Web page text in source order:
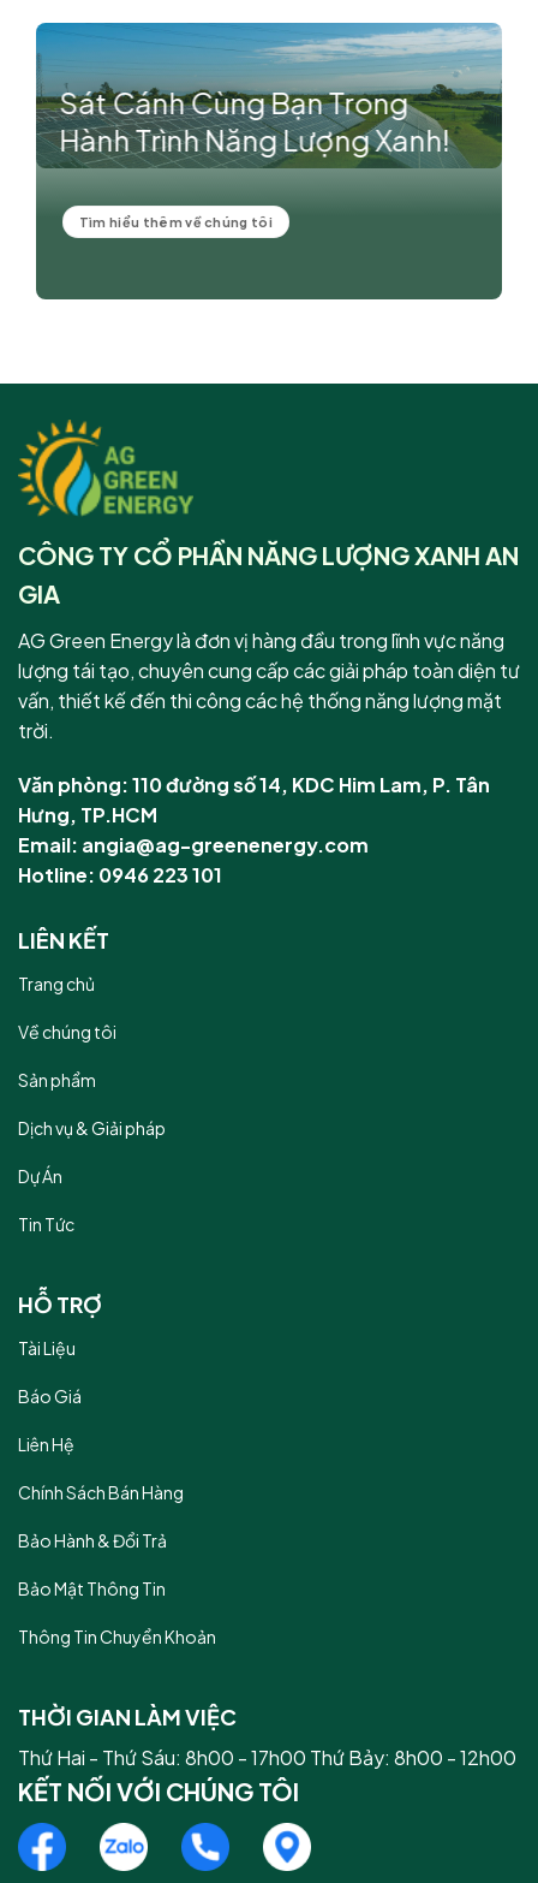
Sát Cánh Cùng Bạn Trong
Hành Trình Năng Lượng Xanh!
Tìm hiểu thêm về chúng tôi
CÔNG TY CỔ PHẦN NĂNG LƯỢNG XANH AN
GIA
AG Green Energy là đơn vị hàng đầu trong lĩnh vực năng
lượng tái tạo, chuyên cung cấp các giải pháp toàn diện tư
vấn, thiết kế đến thi công các hệ thống năng lượng mặt
trời.
Văn phòng: 110 đường số 14, KDC Him Lam, P. Tân
Hưng, TP.HCM
Email: angia@ag-greenenergy.com
Hotline: 0946 223 101
LIÊN KẾT
Trang chủ
Về chúng tôi
Sản phẩm
Dịch vụ & Giải pháp
Dự Án
Tin Tức
HỖ TRỢ
Tài Liệu
Báo Giá
Liên Hệ
Chính Sách Bán Hàng
Bảo Hành & Đổi Trả
Bảo Mật Thông Tin
Thông Tin Chuyển Khoản
THỜI GIAN LÀM VIỆC
Thứ Hai - Thứ Sáu: 8h00 - 17h00 Thứ Bảy: 8h00 - 12h00
KẾT NỐI VỚI CHÚNG TÔI